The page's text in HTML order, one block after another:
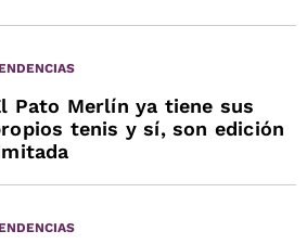
Pato Merlín ya tiene sus
tenis y sí, son edición